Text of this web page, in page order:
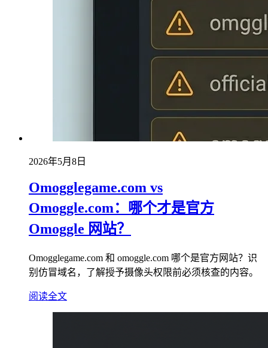
2026年5月8日
Omogglegame.com vs
Omoggle.com：哪个才是官方
Omoggle 网站？
Omogglegame.com 和 omoggle.com 哪个是官方网站？识
别仿冒域名，了解授予摄像头权限前必须核查的内容。
阅读全文